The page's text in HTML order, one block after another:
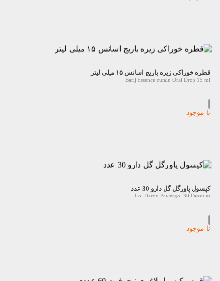
قطره خوراکی زیره باریج اسانس ۱۵ میلی ‎لیتر
Barij Essence cumin Oral Drop 15 ml
نا موجود
کپسول پاورگل گل دارو 30 عدد
Gol Darou Powergol 30 Capsules
نا موجود